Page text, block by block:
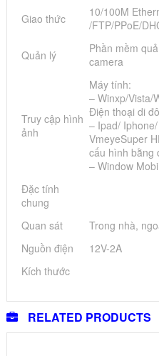
Giao thức
10/100M
/FTP/PPoE/
Quản lý
Phần mềm
camera
Truy cập hình
ảnh
Máy tính:
– Winxp/Vista/
Điện thoại di
– Ipad/
VmeyeSuper
cấu hình bằng
– Window
Đặc tính
chung
Quan sát
Trong nhà,
Nguồn điện
12V-2A
Kích thước
RELATED PRODUCTS